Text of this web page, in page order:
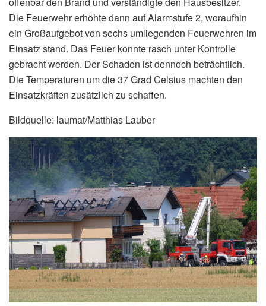
Die Feuerwehr erhöhte dann auf Alarmstufe 2, woraufhin
ein Großaufgebot von sechs umliegenden Feuerwehren im
Einsatz stand. Das Feuer konnte rasch unter Kontrolle
gebracht werden. Der Schaden ist dennoch beträchtlich.
Die Temperaturen um die 37 Grad Celsius machten den
Einsatzkräften zusätzlich zu schaffen.
Bildquelle: laumat/Matthias Lauber